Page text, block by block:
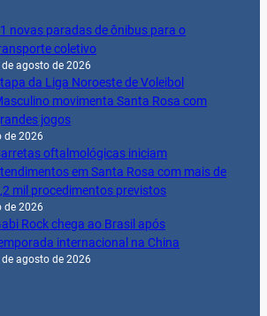
novas paradas de ônibus para o
coletivo
de agosto de 2026
da Liga Noroeste de Voleibol
movimenta Santa Rosa com
jogos
de 2026
oftalmológicas iniciam
em Santa Rosa com mais de
mil procedimentos previstos
de 2026
Rock chega ao Brasil após
internacional na China
de agosto de 2026